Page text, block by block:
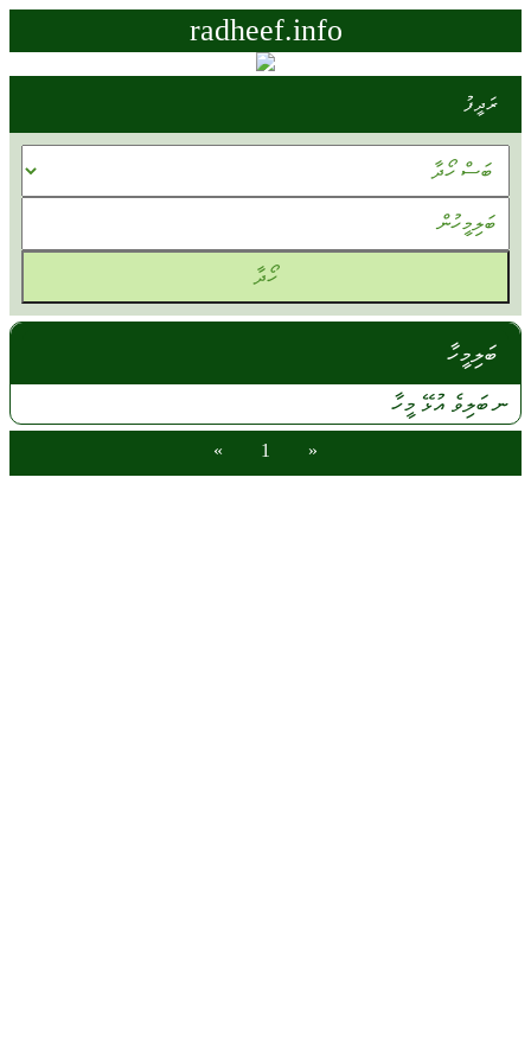
radheef.info
ރަދީފު
ބަލިމީހާ
ނބަލިވެ އުޅޭ މީހާ
«
1
»